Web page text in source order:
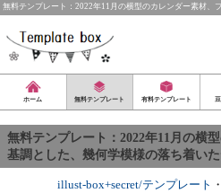
無料テンプレート：2022年11月の横型のカレンダー素材
ホーム 無料テンプレート 有料テンプレート
無料テンプレート：2022年11月の横
基調とした、幾何学模様の落ち着い
illust-box+secret/テンプレート ・